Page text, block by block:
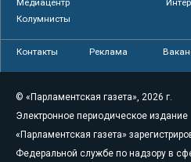
Медиацентр
Колумнисты
Контакты Реклама
© «Парламентская газета», 2026 г.
Электронное периодическое издание
«Парламентская газета»
Федеральной службе по надзору в